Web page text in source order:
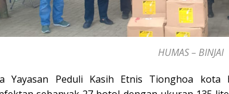
HUMAS – BINJAI
Yayasan Peduli Kasih Etnis Tionghoa kota